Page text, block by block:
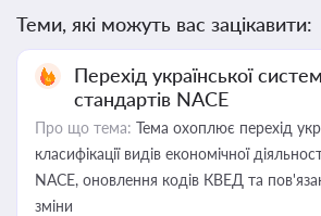
Теми, які можуть вас зацікавити:
Перехід української
стандартів NACE
Про що тема: Тема охоплює перехід
класифікації видів економічної
NACE, оновлення кодів КВЕД та
зміни